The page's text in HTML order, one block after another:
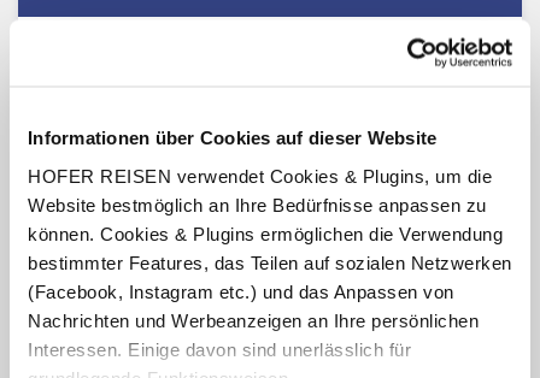
Informationen über Cookies auf dieser Website
HOFER REISEN verwendet Cookies & Plugins, um die
Website bestmöglich an Ihre Bedürfnisse anpassen zu
können. Cookies & Plugins ermöglichen die Verwendung
bestimmter Features, das Teilen auf sozialen Netzwerken
(Facebook, Instagram etc.) und das Anpassen von
Nachrichten und Werbeanzeigen an Ihre persönlichen
Interessen. Einige davon sind unerlässlich für
Benutzung des hoteleigenen Fitnessraumes
INKLUSIV-LEISTUNGEN
Verpflegung: Halbpension mit Frühstücksbuffet und